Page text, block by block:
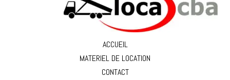
ACCUEIL
MATERIEL DE LOCATION
CONTACT